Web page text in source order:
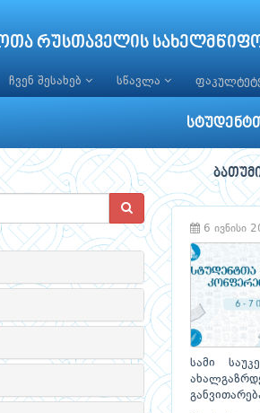
რუსთაველის
ჩვენ შესახებ სწავლა
6 ივნისი
სამი